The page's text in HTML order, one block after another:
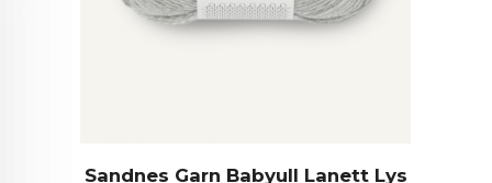
Sandnes Garn Babyull Lanett Lys